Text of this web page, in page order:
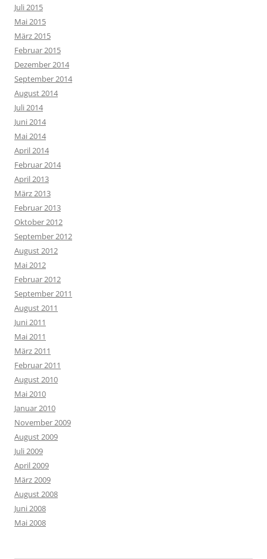
Juli 2015
Mai 2015
März 2015
Februar 2015
Dezember 2014
September 2014
August 2014
Juli 2014
Juni 2014
Mai 2014
April 2014
Februar 2014
April 2013
März 2013
Februar 2013
Oktober 2012
September 2012
August 2012
Mai 2012
Februar 2012
September 2011
August 2011
Juni 2011
Mai 2011
März 2011
Februar 2011
August 2010
Mai 2010
Januar 2010
November 2009
August 2009
Juli 2009
April 2009
März 2009
August 2008
Juni 2008
Mai 2008